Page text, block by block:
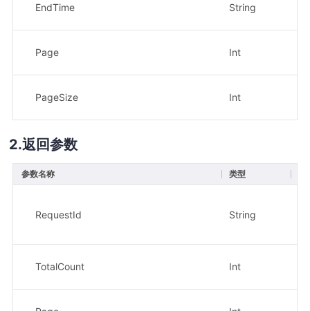
EndTime String
Page Int
PageSize Int
返回参数
参数名称 类型
RequestId String
TotalCount Int